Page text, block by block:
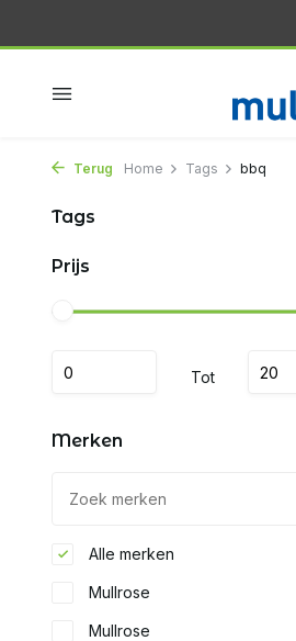
Terug Home Tags bbq
Tags
Prijs
Tot
Merken
Alle merken
Mullrose
Mullrose